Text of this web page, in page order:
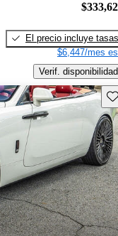
El precio incluye tasas
$6,447/mes
Verif. disponibilidad